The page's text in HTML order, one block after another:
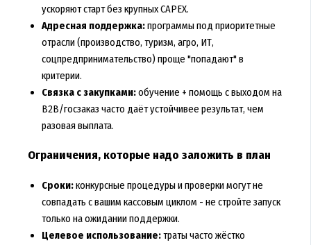
ускоряют старт без крупных CAPEX.
Адресная поддержка:программы под приоритетные
отрасли (производство, туризм, агро, ИТ,
соцпредпринимательство) проще "попадают" в
критерии.
Связка с закупками:обучение + помощь с выходом на
B2B/госзаказ часто даёт устойчивее результат, чем
разовая выплата.
Ограничения, которые надо заложить в план
Сроки:конкурсные процедуры и проверки могут не
совпадать с вашим кассовым циклом - не стройте запуск
только на ожидании поддержки.
Целевое использование:траты часто жёстко